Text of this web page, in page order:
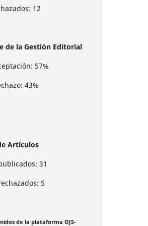
12
de la Gestión Editorial
57%
43%
Artículos
31
5
de la plataforma OJS-